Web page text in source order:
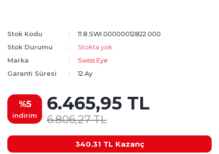
Stok Kodu
11.8.SWI.00000012822.000
Stok Durumu
Stokta yok
Marka
Swiss Eye
Garanti Süresi
12 Ay
%5
indirim
6.465,95 TL
6.806,27 TL
340.31 TL Kazanç